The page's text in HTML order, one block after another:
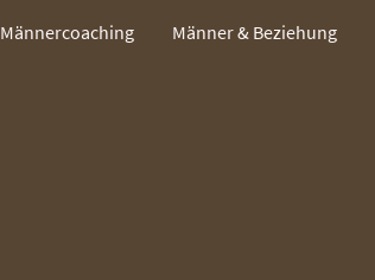
Männercoaching Männer & Beziehung